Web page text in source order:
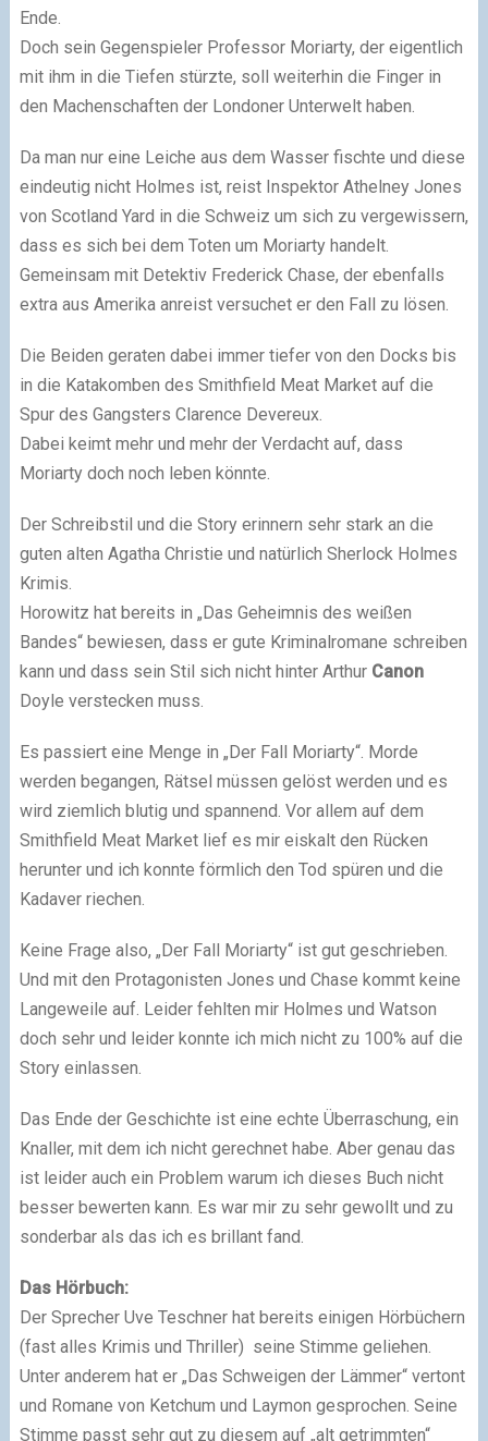
Ende.
Doch sein Gegenspieler Professor Moriarty, der eigentlich
mit ihm in die Tiefen stürzte, soll weiterhin die Finger in
den Machenschaften der Londoner Unterwelt haben.
Da man nur eine Leiche aus dem Wasser fischte und diese
eindeutig nicht Holmes ist, reist Inspektor Athelney Jones
von Scotland Yard in die Schweiz um sich zu vergewissern,
dass es sich bei dem Toten um Moriarty handelt.
Gemeinsam mit Detektiv Frederick Chase, der ebenfalls
extra aus Amerika anreist versuchet er den Fall zu lösen.
Die Beiden geraten dabei immer tiefer von den Docks bis
in die Katakomben des Smithfield Meat Market auf die
Spur des Gangsters Clarence Devereux.
Dabei keimt mehr und mehr der Verdacht auf, dass
Moriarty doch noch leben könnte.
Der Schreibstil und die Story erinnern sehr stark an die
guten alten Agatha Christie und natürlich Sherlock Holmes
Krimis.
Horowitz hat bereits in „Das Geheimnis des weißen
Bandes“ bewiesen, dass er gute Kriminalromane schreiben
kann und dass sein Stil sich nicht hinter Arthur Canon
Doyle verstecken muss.
Es passiert eine Menge in „Der Fall Moriarty“. Morde
werden begangen, Rätsel müssen gelöst werden und es
wird ziemlich blutig und spannend. Vor allem auf dem
Smithfield Meat Market lief es mir eiskalt den Rücken
herunter und ich konnte förmlich den Tod spüren und die
Kadaver riechen.
Keine Frage also, „Der Fall Moriarty“ ist gut geschrieben.
Und mit den Protagonisten Jones und Chase kommt keine
Langeweile auf. Leider fehlten mir Holmes und Watson
doch sehr und leider konnte ich mich nicht zu 100% auf die
Story einlassen.
Das Ende der Geschichte ist eine echte Überraschung, ein
Knaller, mit dem ich nicht gerechnet habe. Aber genau das
ist leider auch ein Problem warum ich dieses Buch nicht
besser bewerten kann. Es war mir zu sehr gewollt und zu
sonderbar als das ich es brillant fand.
Das Hörbuch:
Der Sprecher Uve Teschner hat bereits einigen Hörbüchern
(fast alles Krimis und Thriller) seine Stimme geliehen.
Unter anderem hat er „Das Schweigen der Lämmer“ vertont
und Romane von Ketchum und Laymon gesprochen. Seine
Stimme passt sehr gut zu diesem auf „alt getrimmten“